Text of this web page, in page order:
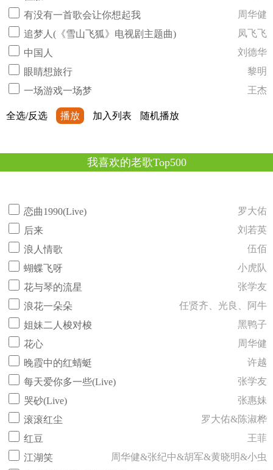
有没有一首歌会让你想起我
周华健
追梦人(《雪山飞狐》电视剧主题曲)
凤飞飞
中国人
刘德华
眼睛想旅行
黎明
一场游戏一场梦
王杰
全选/反选 播放 加入列表 随机播放
我喜欢的老歌Top500
恋曲1990(Live)
罗大佑
后来
刘若英
浪人情歌
伍佰
蝴蝶飞呀
小虎队
花与琴的流星
张学友
浪花一朵朵
任贤齐、光良、阿牛
姐妹二人梭对梭
黑鸭子
花心
周华健
晚霞中的红蜻蜓
许越
每天爱你多一些(Live)
张学友
哭砂(Live)
张惠妹
滚滚红尘
罗大佑&陈淑桦
红豆
王菲
江湖笑
周华健&张纪中&胡军&黄晓明&小虫